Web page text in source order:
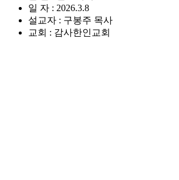
일 자 : 2026.3.8
설교자 : 구봉주 목사
교회 : 감사한인교회